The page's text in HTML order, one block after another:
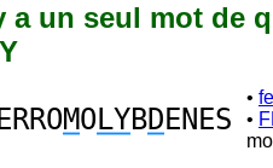
a un seul mot de
ERROMO LYBDENES
•
•